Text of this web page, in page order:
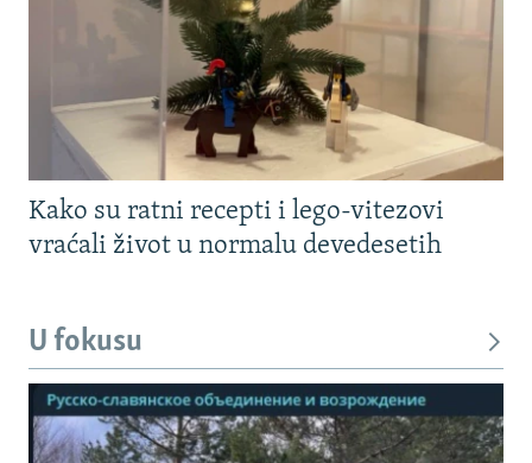
Kako su ratni recepti i lego-vitezovi
vraćali život u normalu devedesetih
U fokusu